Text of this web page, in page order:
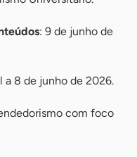
: 9 de junho de
a 8 de junho de 2026.
com foco